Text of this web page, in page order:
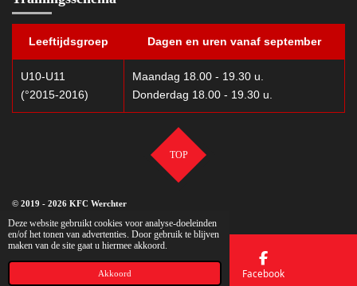
Deze website gebruikt cookies voor analyse-doeleinden
en/of het tonen van advertenties. Door gebruik te blijven
maken van de site gaat u hiermee akkoord.
Akkoord
Leeftijdsgroep Dagen en uren vanaf september
U10-U11
(°2015-2016)
Maandag 18.00 - 19.30 u.
Donderdag 18.00 - 19.30 u.
TOP
© 2019 - 2026 KFC Werchter
Kaart Facebook